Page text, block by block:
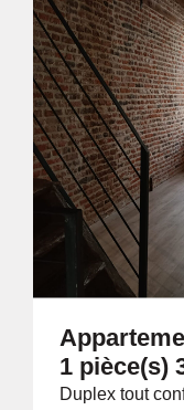
1 pièce(s)
Duplex tout